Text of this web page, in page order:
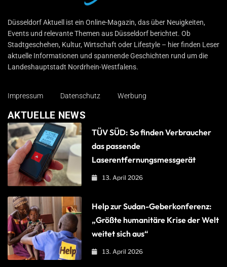
Düsseldorf Aktuell
Düsseldorf Aktuell ist ein Online-Magazin, das über Neuigkeiten,
Events und relevante Themen aus Düsseldorf berichtet. Ob
Stadtgeschehen, Kultur, Wirtschaft oder Lifestyle – hier finden Leser
aktuelle Informationen und spannende Geschichten rund um die
Landeshauptstadt Nordrhein-Westfalens.
Impressum Datenschutz Werbung
AKTUELLE NEWS
TÜV SÜD: So finden Verbraucher
das passende
Laserentfernungsmessgerät
13. April 2026
Help zur Sudan-Geberkonferenz:
„Größte humanitäre Krise der Welt
weitet sich aus“
13. April 2026